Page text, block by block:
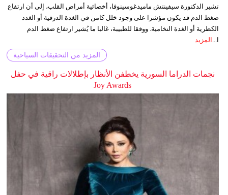
تشير الدكتورة سيفينتش ماميدغوسينوفا، أخصائية أمراض القلب، إلى أن ارتفاع
ضغط الدم قد يكون مؤشرا على وجود خلل كامن في الغدة الدرقية أو الغدد
الكظرية أو الغدة النخامية. ووفقا للطبيبة، غالبا ما يُشير ارتفاع ضغط الدم
ا... المزيد
المزيد من التحقيقات السياحية
نجمات الدراما السورية يخطفن الأنظار بإطلالات راقية في حفل
Joy Awards